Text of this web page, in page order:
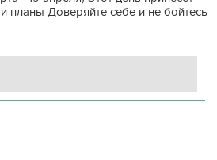
планы Доверяйте себе и не бойтесь